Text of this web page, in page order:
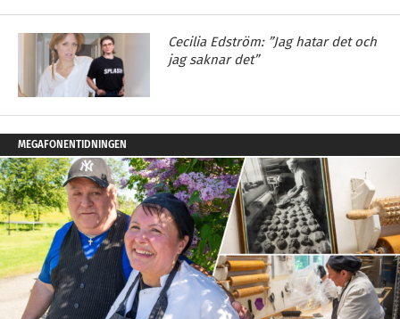
Cecilia Edström: ”Jag hatar det och
jag saknar det”
MEGAFONENTIDNINGEN